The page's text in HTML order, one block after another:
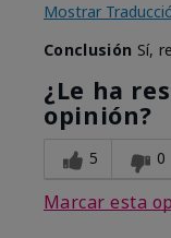
Mostrar
Conclusión Sí,
¿Le ha
opinión?
5 0
Marcar esta